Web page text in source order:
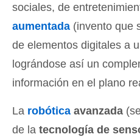
sociales, de
aumentada (invento que
de elementos digitales a
lográndose así un
información en el plano
La robótica avanzada
de la tecnología de